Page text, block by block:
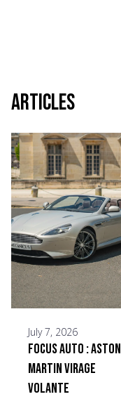
Articles
July 7, 2026
Focus Auto : Aston
Martin Virage
Volante